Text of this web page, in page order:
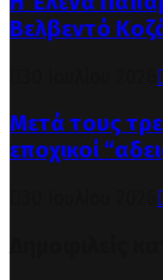
Βελβεντό
Μετά τους
εποχικοί